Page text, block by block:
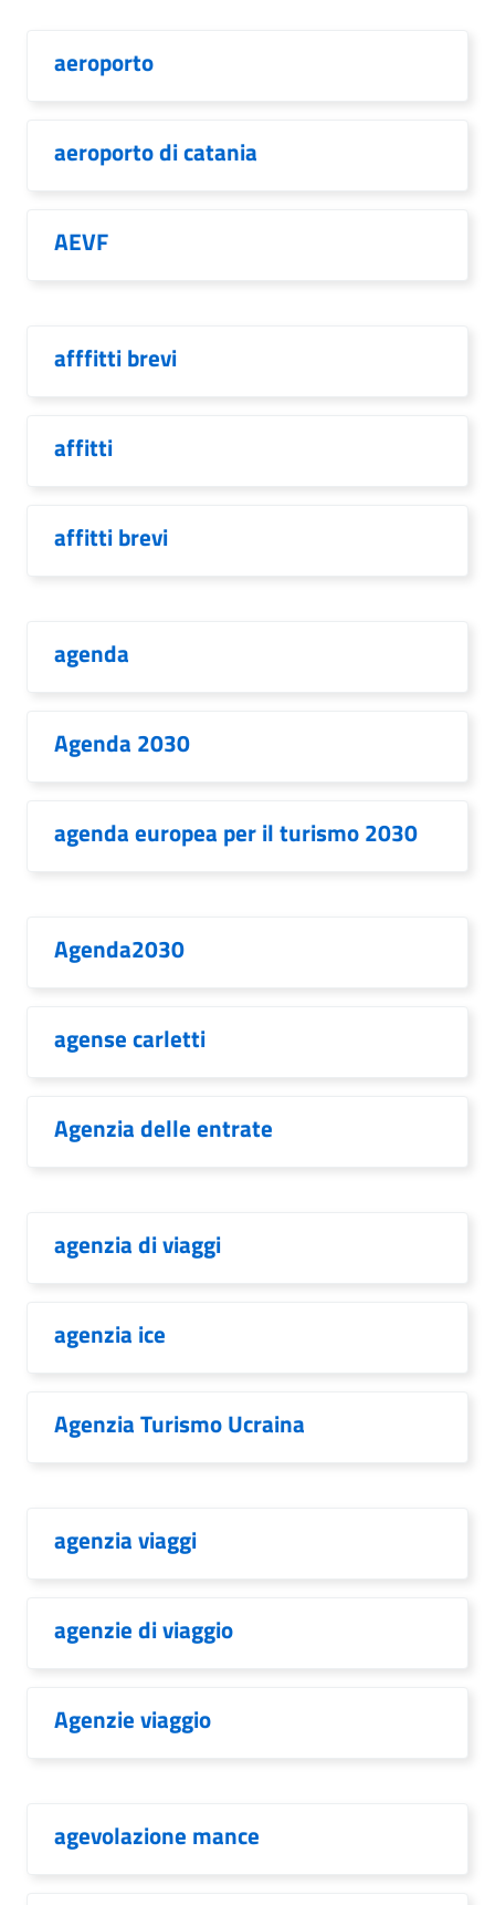
aeroporto
aeroporto di catania
AEVF
afffitti brevi
affitti
affitti brevi
agenda
Agenda 2030
agenda europea per il turismo 2030
Agenda2030
agense carletti
Agenzia delle entrate
agenzia di viaggi
agenzia ice
Agenzia Turismo Ucraina
agenzia viaggi
agenzie di viaggio
Agenzie viaggio
agevolazione mance